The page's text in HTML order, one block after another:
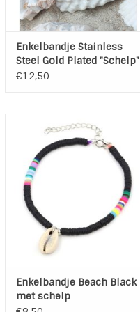
Enkelbandje Stainless
Steel Gold Plated "Schelp"
€12,50
Enkelband met kleine kraaltjes
en schelp
Kleur: Zwart / Zilver / Multicolor
Materiaal: Polymeer Klei kralen /
Sluiting: Karabijnslotje
TOEVOEGEN AAN WINKELWAGEN
Enkelbandje Beach Black
met schelp